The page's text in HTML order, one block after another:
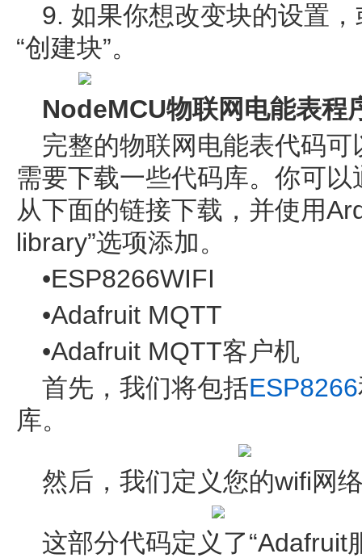
9. 如果你想改变块的设置
“创建块”。
NodeMCU物联网电能表程
完整的物联网电能表代码
需要下载一些代码库。你可
从下面的链接下载，并使用
library”选项添加。
•ESP8266WIFI
•Adafruit MQTT
•Adafruit MQTT客户机
首先，我们将包括ESP8266
库。
然后，我们定义您的wifi网
这部分代码定义了“Adafruit